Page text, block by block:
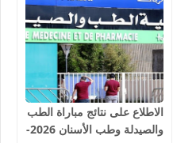
الاطلاع على نتائج مباراة الطب
والصيدلة وطب الأسنان 2026-